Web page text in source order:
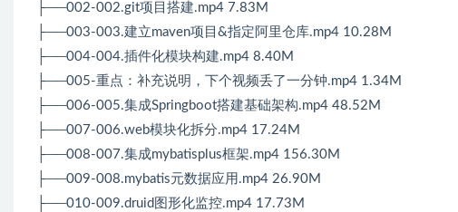
├──002-002.git项目搭建.mp4 7.83M
├──003-003.建立maven项目&指定阿里仓库.mp4 10.28M
├──004-004.插件化模块构建.mp4 8.40M
├──005-重点：补充说明，下个视频丢了一分钟.mp4 1.34M
├──006-005.集成Springboot搭建基础架构.mp4 48.52M
├──007-006.web模块化拆分.mp4 17.24M
├──008-007.集成mybatisplus框架.mp4 156.30M
├──009-008.mybatis元数据应用.mp4 26.90M
├──010-009.druid图形化监控.mp4 17.73M